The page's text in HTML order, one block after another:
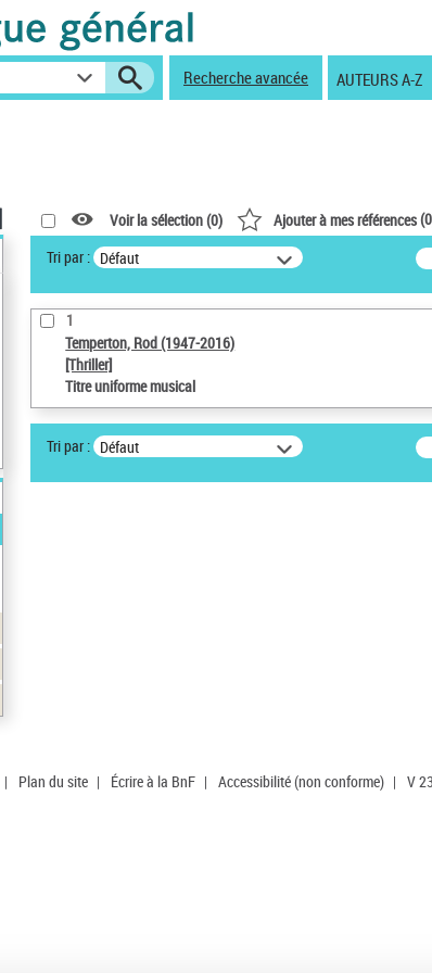
Recherche avancée AUTEURS A-Z
Voir la sélection (0) Ajouter à mes références(0
Tri par : Défaut
1
Temperton, Rod (1947-2016)
[Thriller]
Titre uniforme musical
Tri par : Défaut
| Plan du site | Écrire à la BnF | Accessibilité (non conforme) | V